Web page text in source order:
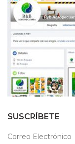
SUSCRÍBETE
Correo Electrónico